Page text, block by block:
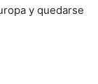
y quedarse